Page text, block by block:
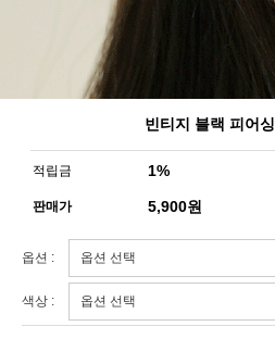
빈티지 블랙 피어
적립금 1%
판매가 5,900원
옵션 :
색상 :